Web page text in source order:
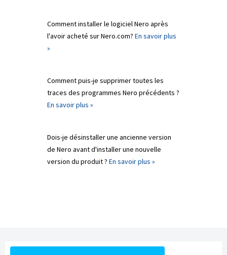
Comment installer le logiciel Nero après
l'avoir acheté sur Nero.com? En savoir plus
»
Comment puis-je supprimer toutes les
traces des programmes Nero précédents ?
En savoir plus »
Dois-je désinstaller une ancienne version
de Nero avant d'installer une nouvelle
version du produit ? En savoir plus »